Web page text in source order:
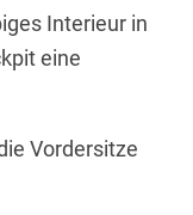
Interieur in
eine
Vordersitze